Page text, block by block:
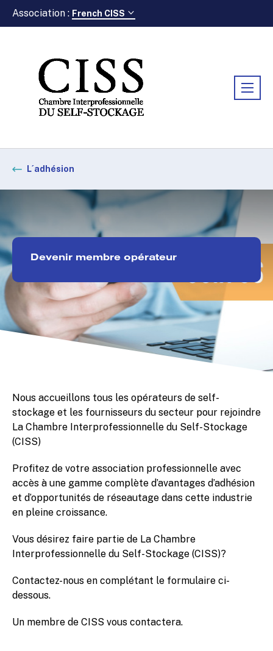
Association : French CISS
L´adhésion
Devenir membre opérateur
Nous accueillons tous les opérateurs de self-
stockage et les fournisseurs du secteur pour rejoindre
La Chambre Interprofessionnelle du Self-Stockage
(CISS)
Profitez de votre association professionnelle avec
accès à une gamme complète d’avantages d’adhésion
et d’opportunités de réseautage dans cette industrie
en pleine croissance.
Vous désirez faire partie de La Chambre
Interprofessionnelle du Self-Stockage (CISS)?
Contactez-nous en complétant le formulaire ci-
dessous.
Un membre de CISS vous contactera.